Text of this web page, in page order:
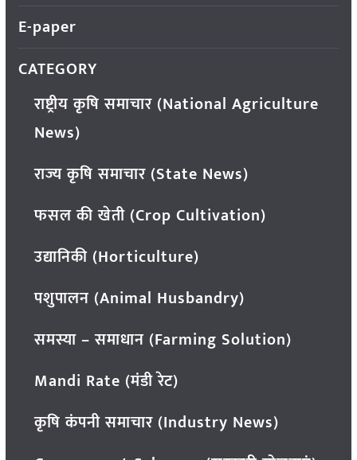
E-paper
CATEGORY
राष्ट्रीय कृषि समाचार (National Agriculture
News)
राज्य कृषि समाचार (State News)
फसल की खेती (Crop Cultivation)
उद्यानिकी (Horticulture)
पशुपालन (Animal Husbandry)
समस्या – समाधान (Farming Solution)
Mandi Rate (मंडी रेट)
कृषि कंपनी समाचार (Industry News)